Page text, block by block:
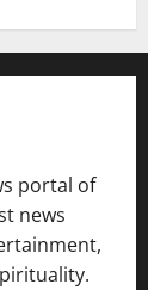
portal of
news